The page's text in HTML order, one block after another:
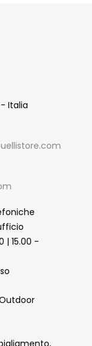
Italia
| 15.00 -